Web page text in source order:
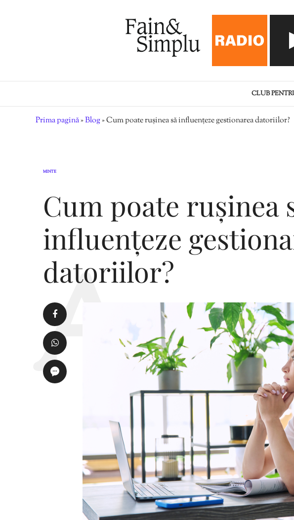
CLUB
Prima pagină»Blog»Cum poate rușinea să influențeze gestionarea datoriilor?
MINTE
Cum poate rușinea
influențeze
datoriilor?